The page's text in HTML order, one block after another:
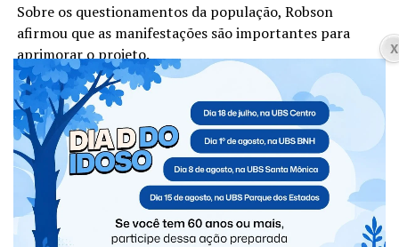
Sobre os questionamentos da população, Robson
afirmou que as manifestações são importantes para
aprimorar o projeto.
“Os usuários que estão
todos os dias conseguem
perceber as deficiências e
dificuldades. Hoje é a
apresentação da